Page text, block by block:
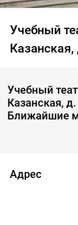
Учебный
Учебный
Казанская,
Ближайшие
Адрес